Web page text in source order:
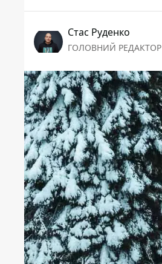
Стас Руденко
ГОЛОВНИЙ РЕДАКТОР